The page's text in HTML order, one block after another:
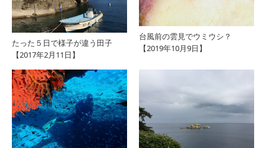
たった５日で様子が違う田子
【2017年2月11日】
台風前の雲見でウミウシ？
【2019年10月9日】